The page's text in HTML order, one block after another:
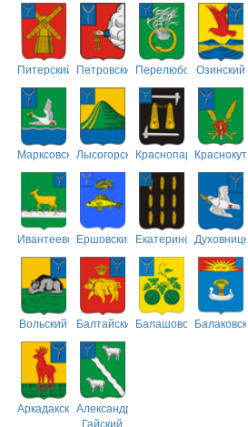
Питерский ПетровскийПерелюбскийОзинский
МарксовскийЛысогорскийКраснопартизанский
ИвантеевскийЕршовский Екатериновский
Вольский БалтайскийБалашовский
АркадакскийАлександрово-
Гайский